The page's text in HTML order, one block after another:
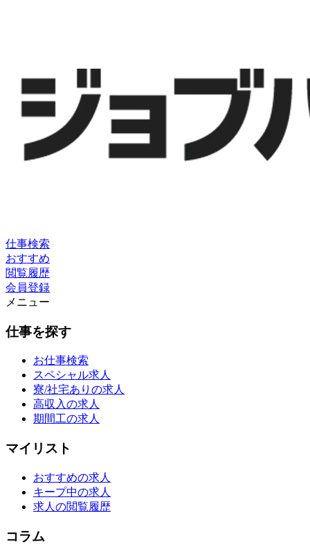
仕事検索
おすすめ
閲覧履歴
会員登録
メニュー
仕事を探す
お仕事検索
スペシャル求人
寮/社宅ありの求人
高収入の求人
期間工の求人
マイリスト
おすすめの求人
キープ中の求人
求人の閲覧履歴
コラム